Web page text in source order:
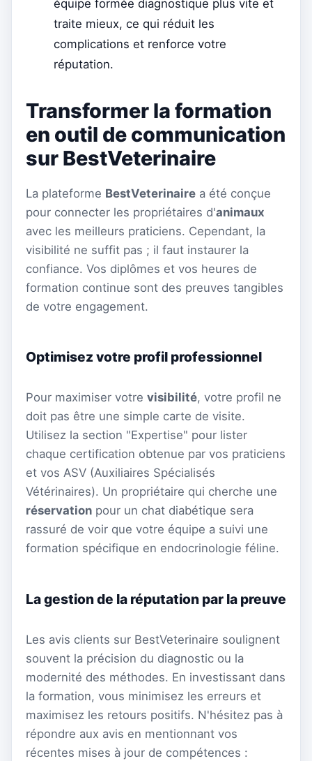
équipe formée diagnostique plus vite et
traite mieux, ce qui réduit les
complications et renforce votre
réputation.
Transformer la formation
en outil de communication
sur BestVeterinaire
La plateforme BestVeterinaire a été conçue
pour connecter les propriétaires d'animaux
avec les meilleurs praticiens. Cependant, la
visibilité ne suffit pas ; il faut instaurer la
confiance. Vos diplômes et vos heures de
formation continue sont des preuves tangibles
de votre engagement.
Optimisez votre profil professionnel
Pour maximiser votre visibilité, votre profil ne
doit pas être une simple carte de visite.
Utilisez la section "Expertise" pour lister
chaque certification obtenue par vos praticiens
et vos ASV (Auxiliaires Spécialisés
Vétérinaires). Un propriétaire qui cherche une
réservation pour un chat diabétique sera
rassuré de voir que votre équipe a suivi une
formation spécifique en endocrinologie féline.
La gestion de la réputation par la preuve
Les avis clients sur BestVeterinaire soulignent
souvent la précision du diagnostic ou la
modernité des méthodes. En investissant dans
la formation, vous minimisez les erreurs et
maximisez les retours positifs. N'hésitez pas à
répondre aux avis en mentionnant vos
récentes mises à jour de compétences :